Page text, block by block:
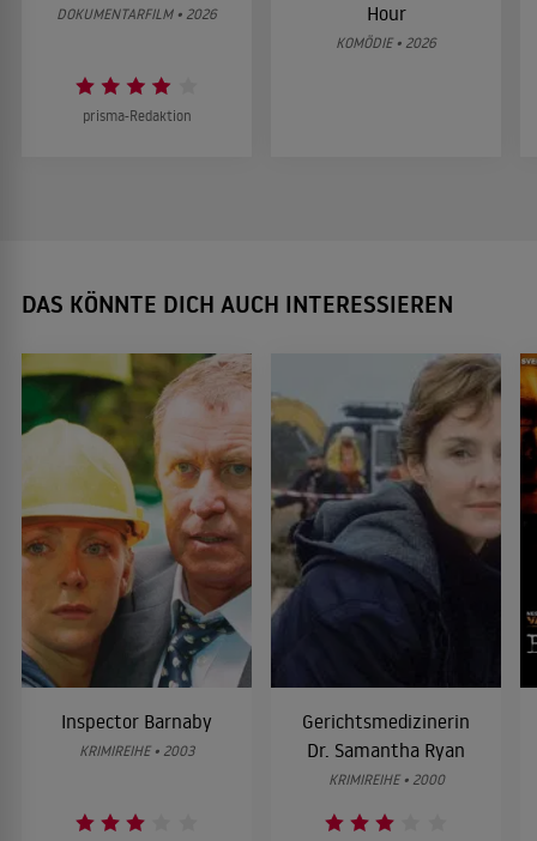
DOKUMENTARFILM • 2026
prisma-Redaktion
Hour
KOMÖDIE • 2026
DAS KÖNNTE DICH AUCH INTERESSIEREN
Inspector Barnaby
KRIMIREIHE • 2003
Gerichtsmedizinerin
Dr. Samantha Ryan
KRIMIREIHE • 2000